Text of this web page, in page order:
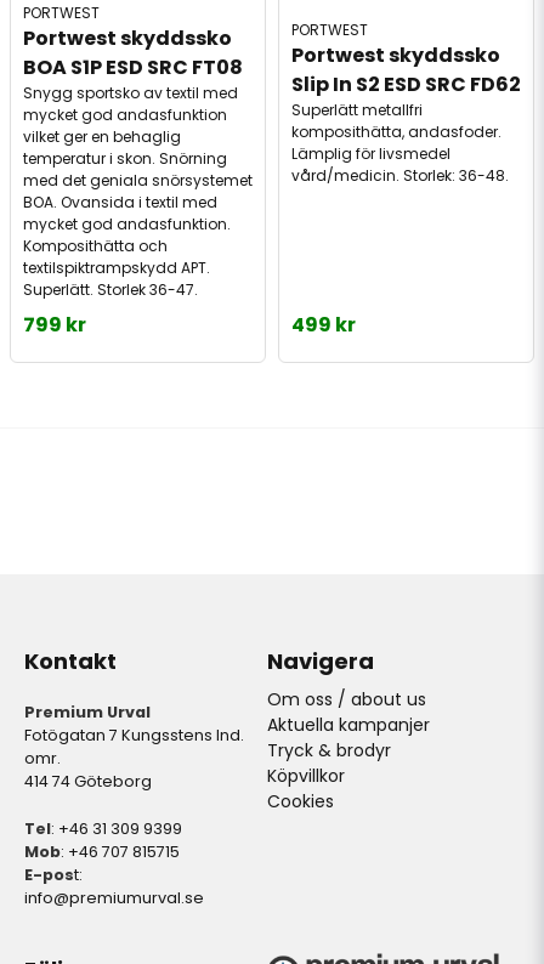
PORTWEST
Portwest skyddssko
BOA S1P ESD SRC FT08
Snygg sportsko av textil med
mycket god andasfunktion
vilket ger en behaglig
temperatur i skon. Snörning
med det geniala snörsystemet
BOA. Ovansida i textil med
mycket god andasfunktion.
Komposithätta och
textilspiktrampskydd APT.
Superlätt. Storlek 36-47.
799 kr
PORTWEST
Portwest skyddssko
Slip In S2 ESD SRC FD62
Superlätt metallfri
komposithätta, andasfoder.
Lämplig för livsmedel
vård/medicin. Storlek: 36-48.
499 kr
Kontakt
Premium Urval
Fotögatan 7 Kungsstens Ind.
omr.
414 74 Göteborg
Tel: +46 31 309 9399
Mob: +46 707 815715
E-post:
info@premiumurval.se
Navigera
Om oss / about us
Aktuella kampanjer
Tryck & brodyr
Köpvillkor
Cookies